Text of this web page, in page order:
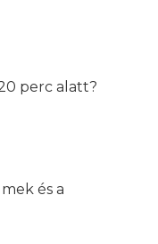
perc alatt?
és a